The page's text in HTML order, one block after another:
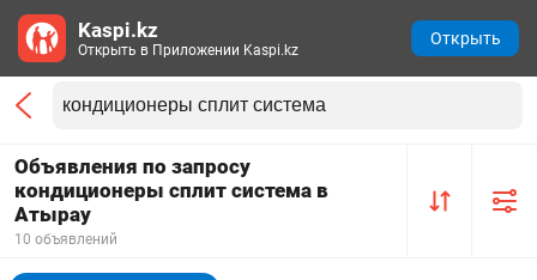
Объявления по запросу
кондиционеры сплит система в
Атырау
10 объявлений
Kaspi.kz
Открыть в Приложении Kaspi.kz
Открыть